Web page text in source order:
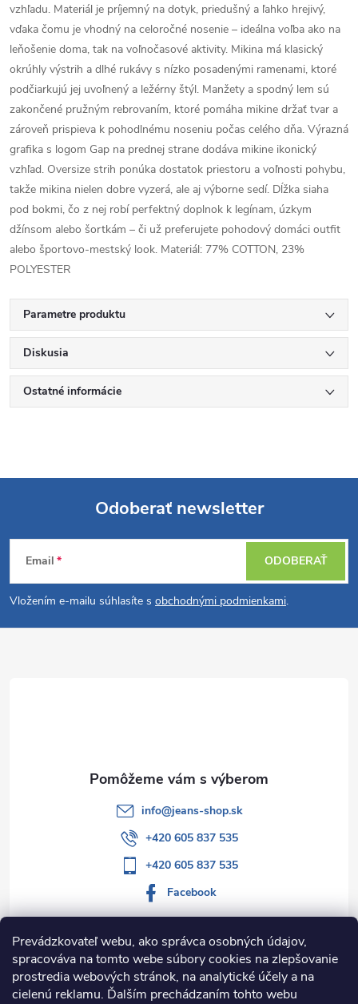
Prevádzkovateľ webu, ako správca osobných údajov,
spracováva na tomto webe súbory cookies na zlepšovanie
prostredia webových stránok, na analytické účely a na
cielenú reklamu. Ďalším prechádzaním tohto webu
vzhľadu. Materiál je príjemný na dotyk, priedušný a ľahko hrejivý,
vďaka čomu je vhodný na celoročné nosenie – ideálna voľba ako na
leňošenie doma, tak na voľnočasové aktivity. Mikina má klasický
okrúhly výstrih a dlhé rukávy s nízko posadenými ramenami, ktoré
podčiarkujú jej uvoľnený a ležérny štýl. Manžety a spodný lem sú
zakončené pružným rebrovaním, ktoré pomáha mikine držať tvar a
zároveň prispieva k pohodlnému noseniu počas celého dňa. Výrazná
grafika s logom Gap na prednej strane dodáva mikine ikonický
vzhľad. Oversize strih ponúka dostatok priestoru a voľnosti pohybu,
takže mikina nielen dobre vyzerá, ale aj výborne sedí. Dĺžka siaha
pod bokmi, čo z nej robí perfektný doplnok k legínam, úzkym
džínsom alebo šortkám – či už preferujete pohodový domáci outfit
alebo športovo-mestský look. Materiál: 77% COTTON, 23%
POLYESTER
Parametre produktu
Diskusia
Ostatné informácie
Z
á
p
Odoberať newsletter
Email
Vložením e-mailu súhlasíte s obchodnými podmienkami.
ODOBERAŤ
Informácie pre vás
info@jeans-shop.sk
+420 605 837 535
+420 605 837 535
Facebook